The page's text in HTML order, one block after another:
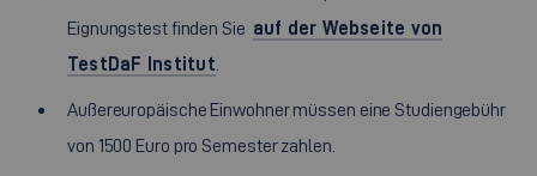
Eignungstest finden Sie auf der Webseite von
TestDaF Institut
Außereuropäische Einwohner müssen eine Studiengebühr
von 1500 Euro pro Semester zahlen.